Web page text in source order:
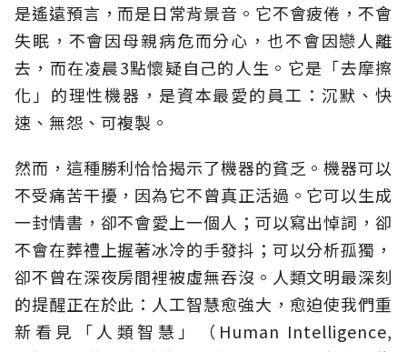
是遙遠預言，而是日常背景音。它不會疲倦，不會
失眠，不會因母親病危而分心，也不會因戀人離
去，而在凌晨3點懷疑自己的人生。它是「去摩擦
化」的理性機器，是資本最愛的員工：沉默、快
速、無怨、可複製。
然而，這種勝利恰恰揭示了機器的貧乏。機器可以
不受痛苦干擾，因為它不曾真正活過。它可以生成
一封情書，卻不會愛上一個人；可以寫出悼詞，卻
不會在葬禮上握著冰冷的手發抖；可以分析孤獨，
卻不曾在深夜房間裡被虛無吞沒。人類文明最深刻
的提醒正在於此：人工智慧愈強大，愈迫使我們重
新看見「人類智慧」（Human Intelligence,